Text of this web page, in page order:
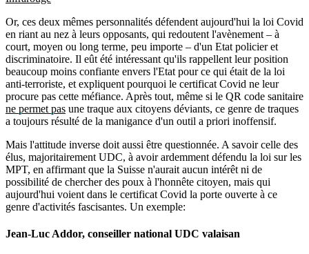
Or, ces deux mêmes personnalités défendent aujourd'hui la loi Covid
en riant au nez à leurs opposants, qui redoutent l'avènement – à
court, moyen ou long terme, peu importe – d'un Etat policier et
discriminatoire. Il eût été intéressant qu'ils rappellent leur position
beaucoup moins confiante envers l'Etat pour ce qui était de la loi
anti-terroriste, et expliquent pourquoi le certificat Covid ne leur
procure pas cette méfiance. Après tout, même si le QR code sanitaire
ne permet pas une traque aux citoyens déviants, ce genre de traques
a toujours résulté de la manigance d'un outil a priori inoffensif.
Mais l'attitude inverse doit aussi être questionnée. A savoir celle des
élus, majoritairement UDC, à avoir ardemment défendu la loi sur les
MPT, en affirmant que la Suisse n'aurait aucun intérêt ni de
possibilité de chercher des poux à l'honnête citoyen, mais qui
aujourd'hui voient dans le certificat Covid la porte ouverte à ce
genre d'activités fascisantes. Un exemple:
Jean-Luc Addor, conseiller national UDC valaisan